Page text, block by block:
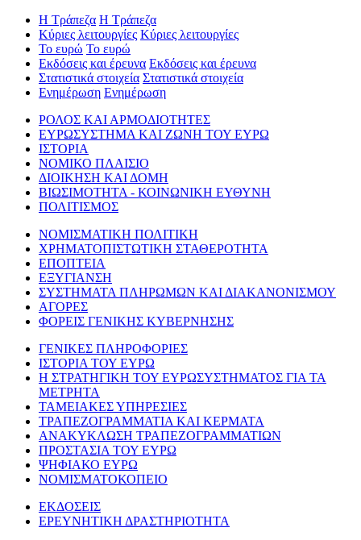
Η Τράπεζα Η Τράπεζα
Κύριες λειτουργίες Κύριες λειτουργίες
Το ευρώ Το ευρώ
Εκδόσεις και έρευνα Εκδόσεις και έρευνα
Στατιστικά στοιχεία Στατιστικά στοιχεία
Ενημέρωση Ενημέρωση
ΡΟΛΟΣ ΚΑΙ ΑΡΜΟΔΙΟΤΗΤΕΣ
ΕΥΡΩΣΥΣΤΗΜΑ ΚΑΙ ΖΩΝΗ ΤΟΥ ΕΥΡΩ
ΙΣΤΟΡΙΑ
ΝΟΜΙΚΟ ΠΛΑΙΣΙΟ
ΔΙΟΙΚΗΣΗ ΚΑΙ ΔΟΜΗ
ΒΙΩΣΙΜΟΤΗΤΑ - ΚΟΙΝΩΝΙΚΗ ΕΥΘΥΝΗ
ΠΟΛΙΤΙΣΜΟΣ
ΝΟΜΙΣΜΑΤΙΚΗ ΠΟΛΙΤΙΚΗ
ΧΡΗΜΑΤΟΠΙΣΤΩΤΙΚΗ ΣΤΑΘΕΡΟΤΗΤΑ
ΕΠΟΠΤΕΙΑ
ΕΞΥΓΙΑΝΣΗ
ΣΥΣΤΗΜΑΤΑ ΠΛΗΡΩΜΩΝ ΚΑΙ ΔΙΑΚΑΝΟΝΙΣΜΟΥ
ΑΓΟΡΕΣ
ΦΟΡΕΙΣ ΓΕΝΙΚΗΣ ΚΥΒΕΡΝΗΣΗΣ
ΓΕΝΙΚΕΣ ΠΛΗΡΟΦΟΡΙΕΣ
ΙΣΤΟΡΙΑ ΤΟΥ ΕΥΡΩ
Η ΣΤΡΑΤΗΓΙΚΗ ΤΟΥ ΕΥΡΩΣΥΣΤΗΜΑΤΟΣ ΓΙΑ ΤΑ
ΜΕΤΡΗΤΑ
ΤΑΜΕΙΑΚΕΣ ΥΠΗΡΕΣΙΕΣ
ΤΡΑΠΕΖΟΓΡΑΜΜΑΤΙΑ ΚΑΙ ΚΕΡΜΑΤΑ
ΑΝΑΚΥΚΛΩΣΗ ΤΡΑΠΕΖΟΓΡΑΜΜΑΤΙΩΝ
ΠΡΟΣΤΑΣΙΑ ΤΟΥ ΕΥΡΩ
ΨΗΦΙΑΚΟ ΕΥΡΩ
ΝΟΜΙΣΜΑΤΟΚΟΠΕΙΟ
ΕΚΔΟΣΕΙΣ
ΕΡΕΥΝΗΤΙΚΗ ΔΡΑΣΤΗΡΙΟΤΗΤΑ